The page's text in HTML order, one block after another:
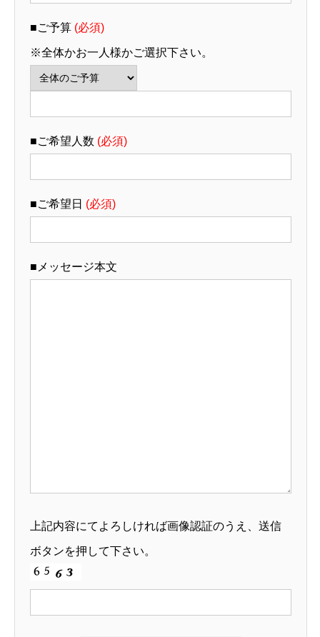
■ご予算 (必須)
※全体かお一人様かご選択下さい。
■ご希望人数 (必須)
■ご希望日 (必須)
■メッセージ本文
上記内容にてよろしければ画像認証のうえ、送信
ボタンを押して下さい。